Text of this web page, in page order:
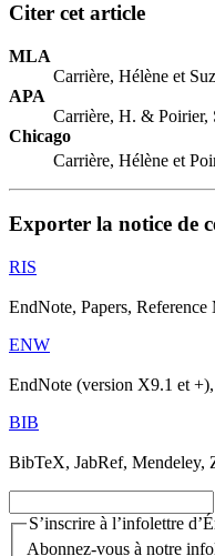
Citer cet article
MLA
Carrière, Hélène et
APA
Carrière, H. & Poirier,
Chicago
Carrière, Hélène et
Exporter la notice de
RIS
EndNote, Papers,
ENW
EndNote (version X9.1 et
BIB
BibTeX, JabRef, Mendeley,
S’inscrire à l’infolettre
Abonnez-vous à notre